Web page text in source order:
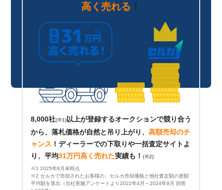
高く売れる ！
8,000社(※1) 以上が登録するオークションで競り合う
から、落札価格が自然と吊り上がり、 高額売却のチ
ャンス ！ ディーラーでの下取りや一括査定サイトよ
り、平均31万円高く売れた実績も！ (※2)
※1 2025年8月末時点
※2 セルカで売却されたお客様の、セルカ売却価格と他社査定額の差額
平均額を算出（当社実施アンケートより2022年4月～2024年9月 回答